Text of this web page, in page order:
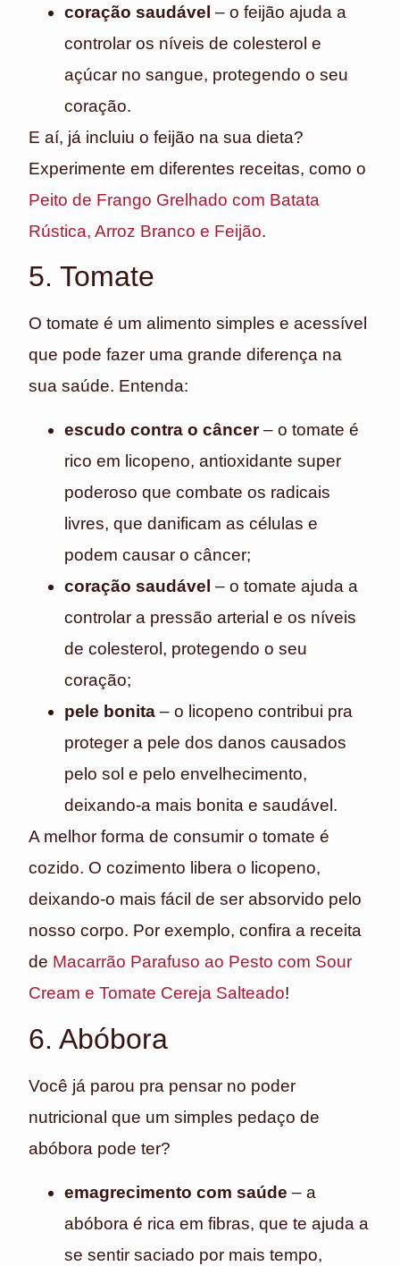
coração saudável – o feijão ajuda a
controlar os níveis de colesterol e
açúcar no sangue, protegendo o seu
coração.
E aí, já incluiu o feijão na sua dieta?
Experimente em diferentes receitas, como o
Peito de Frango Grelhado com Batata
Rústica, Arroz Branco e Feijão.
5. Tomate
O tomate é um alimento simples e acessível
que pode fazer uma grande diferença na
sua saúde. Entenda:
escudo contra o câncer– o tomate é
rico em licopeno, antioxidante super
poderoso que combate os radicais
livres, que danificam as células e
podem causar o câncer;
coração saudável – o tomate ajuda a
controlar a pressão arterial e os níveis
de colesterol, protegendo o seu
coração;
pele bonita – o licopeno contribui pra
proteger a pele dos danos causados
pelo sol e pelo envelhecimento,
deixando-a mais bonita e saudável.
A melhor forma de consumir o tomate é
cozido. O cozimento libera o licopeno,
deixando-o mais fácil de ser absorvido pelo
nosso corpo. Por exemplo, confira a receita
de Macarrão Parafuso ao Pesto com Sour
Cream e Tomate Cereja Salteado!
6. Abóbora
Você já parou pra pensar no poder
nutricional que um simples pedaço de
abóbora pode ter?
emagrecimento com saúde – a
abóbora é rica em fibras, que te ajuda a
se sentir saciado por mais tempo,